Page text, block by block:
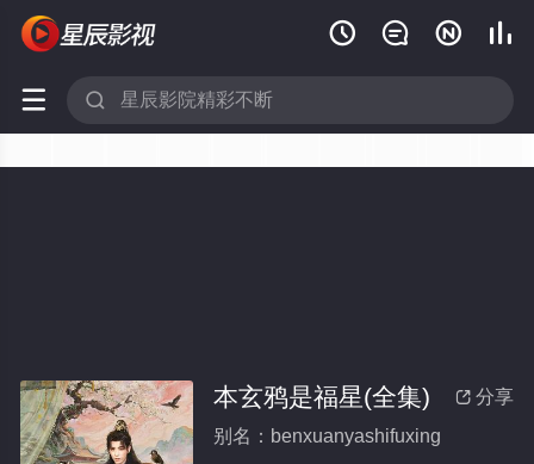
   
 
 分享
本玄鸦是福星(全集)
别名：benxuanyashifuxing